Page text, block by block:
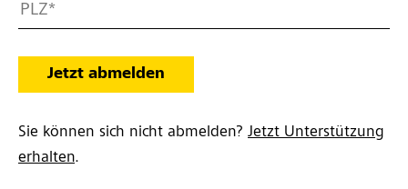
Jetzt abmelden
Sie können sich nicht abmelden? Jetzt Unterstützung
erhalten.